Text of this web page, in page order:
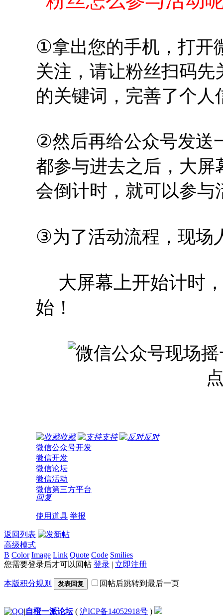
①拿出您的手机，打开
关注，请让粉丝扫码
的关键词，完善了个
②然后再给公众号发送
都参与进去之后，大屏
会倒计时，就可以参与
③为了活动流程，现场
大屏幕上开始计时
始！
收藏 支持
反对
微信公众号开发
微信开发
微信论坛
微信活动
微信第三方平台
回复
使用道具 举报
返回列表
高级模式
B Color Image Link Quote Code Smilies
您需要登录后才可以回帖 登录 | 立即注册
本版积分规则 发表回复 回帖后跳转到最后一页
|自橙一派论坛( 沪ICP备14052918号 )